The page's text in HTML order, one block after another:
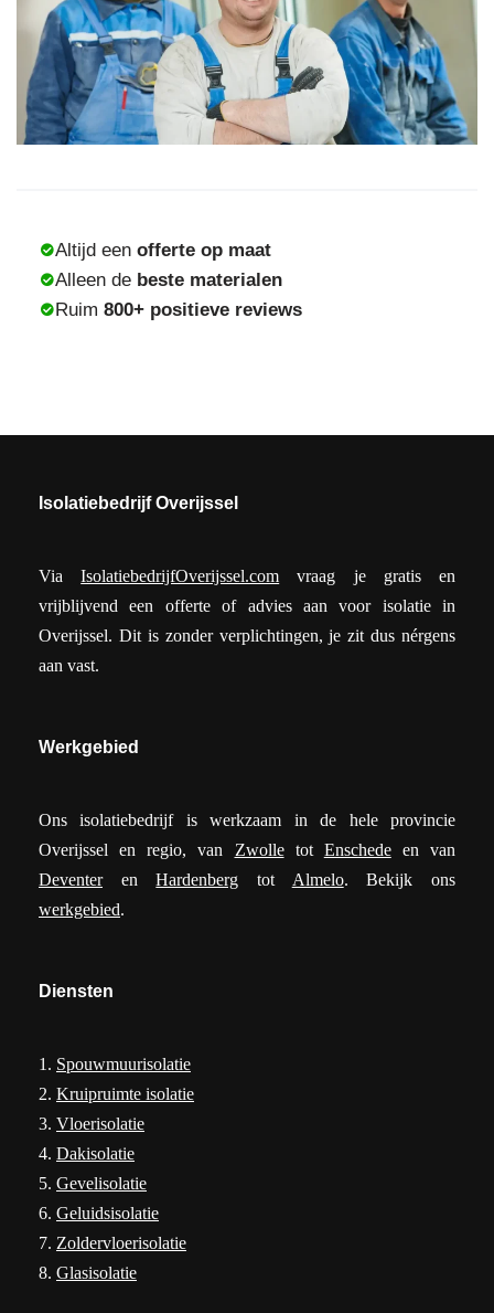
Altijd een offerte op maat
Alleen de beste materialen
Ruim 800+ positieve reviews
Isolatiebedrijf Overijssel
ViaIsolatiebedrijfOverijssel.com vraag je gratis en
vrijblijvend een offerte of advies aan voor isolatie in
Overijssel. Dit is zonder verplichtingen, je zit dus nérgens
aan vast.
Werkgebied
Ons isolatiebedrijf is werkzaam in de hele provincie
Overijssel en regio, van Zwolletot Enschedeen van
DeventerenHardenberg tot Almelo. Bekijk ons
werkgebied.
Diensten
1. Spouwmuurisolatie
2. Kruipruimte isolatie
3. Vloerisolatie
4. Dakisolatie
5. Gevelisolatie
6. Geluidsisolatie
7. Zoldervloerisolatie
8. Glasisolatie